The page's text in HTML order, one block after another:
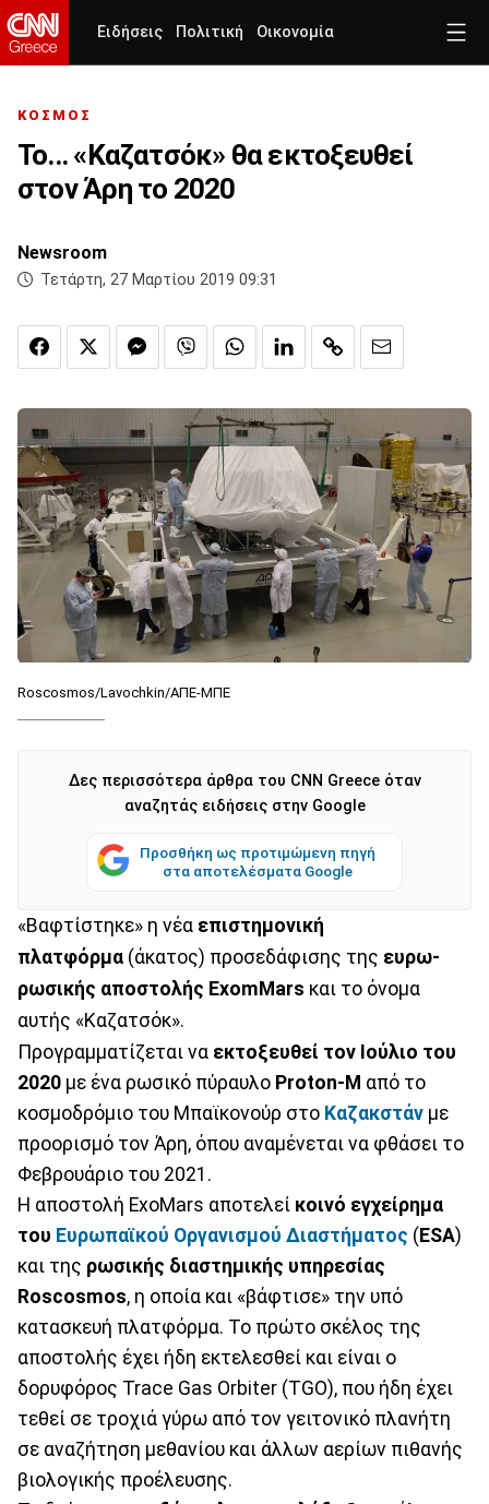
Ειδήσεις Πολιτική Οικονομία
ΚΟΣΜΟΣ
Το... «Καζατσόκ» θα εκτοξευθεί
στον Άρη το 2020
Newsroom
Τετάρτη, 27 Μαρτίου 2019 09:31
Roscosmos/Lavochkin/ΑΠΕ-ΜΠΕ
Δες περισσότερα άρθρα του CNN Greece όταν
αναζητάς ειδήσεις στην Google
Προσθήκη ως προτιμώμενη πηγή
στα αποτελέσματα Google
«Βαφτίστηκε» η νέα επιστημονική
πλατφόρμα (άκατος) προσεδάφισης της ευρω-
ρωσικής αποστολής ExomMars και το όνομα
αυτής «Καζατσόκ».
Προγραμματίζεται να εκτοξευθεί τον Ιούλιο του
2020 με ένα ρωσικό πύραυλο Proton-M από το
κοσμοδρόμιο του Μπαϊκονούρ στο Καζακστάν με
προορισμό τον Άρη, όπου αναμένεται να φθάσει το
Φεβρουάριο του 2021.
Η αποστολή ExoMars αποτελεί κοινό εγχείρημα
του Ευρωπαϊκού Οργανισμού Διαστήματος (ESA)
και της ρωσικής διαστημικής υπηρεσίας
Roscosmos, η οποία και «βάφτισε» την υπό
κατασκευή πλατφόρμα. Το πρώτο σκέλος της
αποστολής έχει ήδη εκτελεσθεί και είναι ο
δορυφόρος Trace Gas Orbiter (TGO), που ήδη έχει
τεθεί σε τροχιά γύρω από τον γειτονικό πλανήτη
σε αναζήτηση μεθανίου και άλλων αερίων πιθανής
βιολογικής προέλευσης.